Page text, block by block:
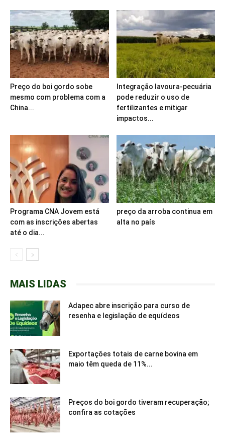
Preço do boi gordo sobe
mesmo com problema com a
China...
Integração lavoura-pecuária
pode reduzir o uso de
fertilizantes e mitigar
impactos...
Programa CNA Jovem está
com as inscrições abertas
até o dia...
preço da arroba continua em
alta no país
MAIS LIDAS
Adapec abre inscrição para curso de
resenha e legislação de equídeos
Exportações totais de carne bovina em
maio têm queda de 11%...
Preços do boi gordo tiveram recuperação;
confira as cotações